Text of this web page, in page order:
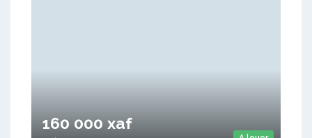
160 000 xaf